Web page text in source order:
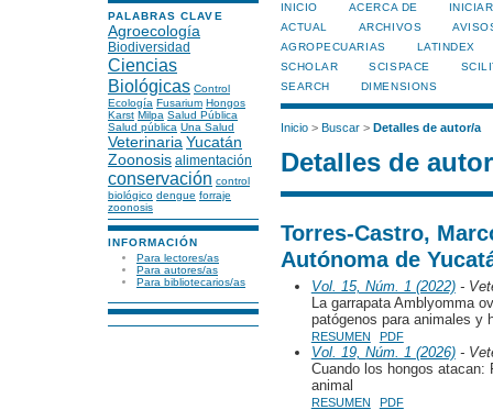
PALABRAS CLAVE
Agroecología
Biodiversidad
Ciencias
Biológicas Control
Ecología Fusarium Hongos
Karst Milpa Salud Pública
Salud pública Una Salud
Veterinaria Yucatán
Zoonosis alimentación
conservación control
biológico dengue forraje
zoonosis
INFORMACIÓN
Para lectores/as
Para autores/as
Para bibliotecarios/as
INICIO ACERCA DE
ACTUAL
ARCHIVOS
AGROPECUARIAS
LATINDEX
SCHOLAR
SCISPACE
SEARCH
DIMENSIONS
Inicio> Buscar> Detalles de autor/a
Detalles de
Torres-Castro,
Autónoma de
Vol. 15, Núm. 1 (2022)-
La garrapata Amblyomma
patógenos para animales y
RESUMEN PDF
Vol. 19, Núm. 1 (2026)-
Cuando los hongos atacan:
animal
RESUMEN PDF